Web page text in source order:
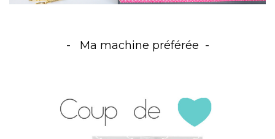
Ma machine préférée